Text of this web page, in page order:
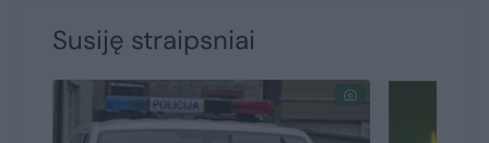
Susiję straipsniai